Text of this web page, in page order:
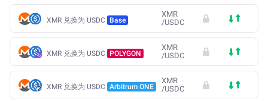
XMR 兑换为 USDC Base
XMR
/USDC
XMR 兑换为 USDC POLYGON
XMR
/USDC
XMR 兑换为 USDC Arbitrum ONE
XMR
/USDC